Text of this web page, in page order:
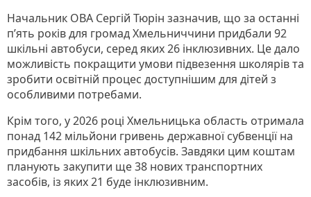
Начальник ОВА Сергій Тюрін зазначив, що за останні
п’ять років для громад Хмельниччини придбали 92
шкільні автобуси, серед яких 26 інклюзивних. Це дало
можливість покращити умови підвезення школярів та
зробити освітній процес доступнішим для дітей з
особливими потребами.
Крім того, у 2026 році Хмельницька область отримала
понад 142 мільйони гривень державної субвенції на
придбання шкільних автобусів. Завдяки цим коштам
планують закупити ще 38 нових транспортних
засобів, із яких 21 буде інклюзивним.